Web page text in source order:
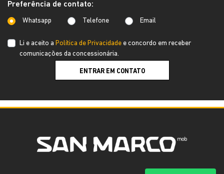
Preferência de contato:
Whatsapp Telefone Email
Li e aceito a Política de Privacidade e concordo em receber
comunicações da concessionária.
ENTRAR EM CONTATO